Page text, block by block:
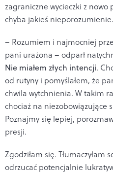
zagraniczne wycieczki z nowo
chyba jakieś nieporozumienie.
– Rozumiem i najmocniej
pani urażona – odparł
Nie miałem złych intencji.
od rutyny i pomyślałem, że
chwila wytchnienia. W takim
chociaż na niezobowiązujące
Poznajmy się lepiej,
presji.
Zgodziłam się. Tłumaczyłam
odrzucać potencjalnie